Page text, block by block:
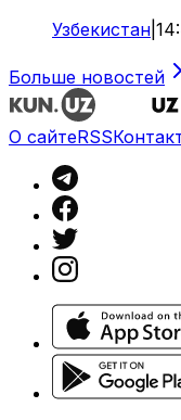
Узбекистан
Больше новостей
О сайтеRSS